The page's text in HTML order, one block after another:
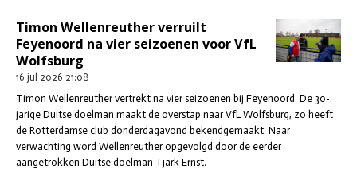
Timon Wellenreuther verruilt
Feyenoord na vier seizoenen voor VfL
Wolfsburg
16 jul 2026 21:08
Timon Wellenreuther vertrekt na vier seizoenen bij Feyenoord. De 30-
jarige Duitse doelman maakt de overstap naar VfL Wolfsburg, zo heeft
de Rotterdamse club donderdagavond bekendgemaakt. Naar
verwachting word Wellenreuther opgevolgd door de eerder
aangetrokken Duitse doelman Tjark Ernst.